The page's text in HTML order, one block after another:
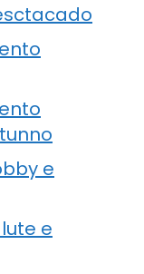
e
e